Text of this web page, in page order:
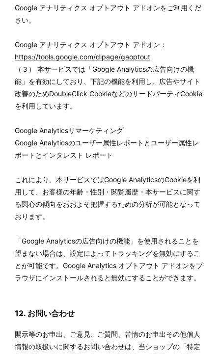
Google アナリティクス オプトアウト アドオンをご利用くだ
さい。
Google アナリティクス オプトアウト アドオン：
https://tools.google.com/dlpage/gaoptout
（３） 本サービスでは「Google Analyticsの広告向けの機
能」を有効にしており、下記の機能を利用し、広告やサイト
改善のためDoubleClick CookieなどのサードパーティCookie
を利用しています。
Google Analyticsリマーケティング
Google Analyticsのユーザー属性レポートとユーザー属性レ
ポートとインタレスト レポート
これにより、本サービスではGoogle AnalyticsのCookieを利
用して、お客様の年齢・性別・閲覧履歴・本サービスに関す
る関心の傾向をおおよそ把握するための分析が可能となって
おります。
「Google Analyticsの広告向けの機能」を使用されることを
望まない場合は、設定によってトラッキングを無効にするこ
とが可能です。Google Analytics オプトアウト アドオンをブ
ラウザにインストールされると無効にすることができます。
12. お問い合わせ
開示等のお申出、ご意見、ご質問、苦情のお申出その他個人
情報の取扱いに関するお問い合わせは、当ショップの「特定